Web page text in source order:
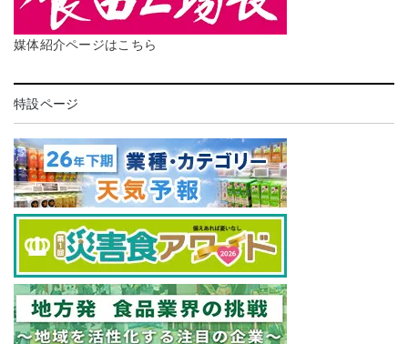
媒体紹介ページはこちら
特設ページ